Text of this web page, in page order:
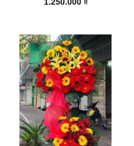
1.250.000 ₫